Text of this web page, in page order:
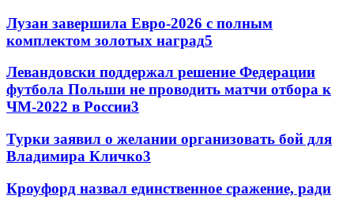
Лузан завершила Евро-2026 с полным
комплектом золотых наград5
Левандовски поддержал решение Федерации
футбола Польши не проводить матчи отбора к
ЧМ-2022 в России3
Турки заявил о желании организовать бой для
Владимира Кличко3
Кроуфорд назвал единственное сражение, ради